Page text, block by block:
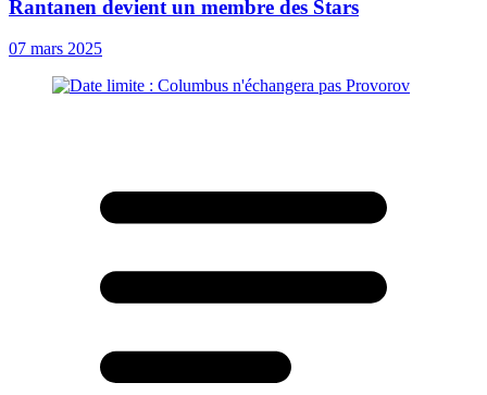
Rantanen devient un membre des Stars
07 mars 2025